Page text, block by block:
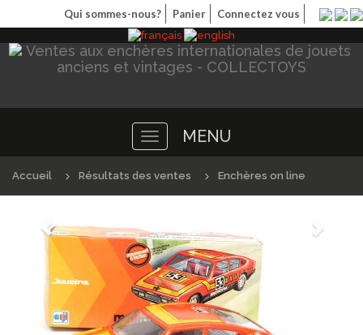
Qui sommes-nous? Panier Connectez vous
Toggle
navigation
MENU
Accueil Résultats des ventes Enchères on line
Précédént